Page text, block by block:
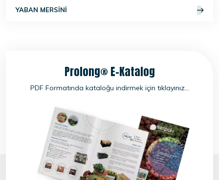
YABAN MERSINI
Prolong® E-Katalog
PDF Formatında kataloğu indirmek için tıklayınız...